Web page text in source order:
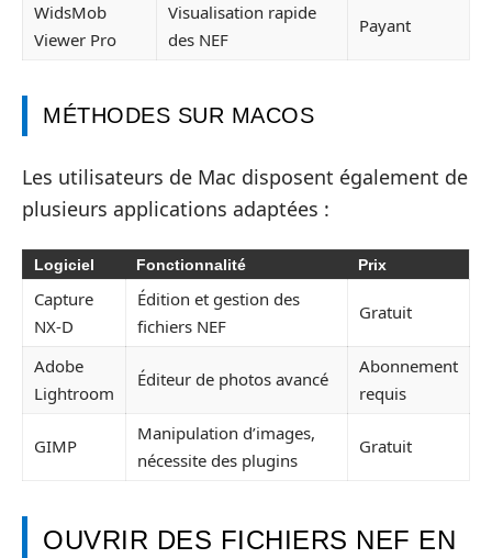
WidsMob
Viewer Pro
Visualisation rapide
des NEF
Payant
MÉTHODES SUR MACOS
Les utilisateurs de Mac disposent également de
plusieurs applications adaptées :
Logiciel Fonctionnalité Prix
Capture
NX-D
Édition et gestion des
fichiers NEF
Gratuit
Adobe
Lightroom
Éditeur de photos avancé
Abonnement
requis
GIMP
Manipulation d’images,
nécessite des plugins
Gratuit
OUVRIR DES FICHIERS NEF EN